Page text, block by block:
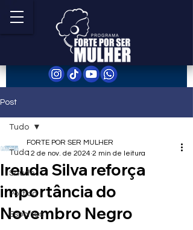
Post
Tudo
Saúde
Política
Esportes
Tudo
Ireuda Silva reforça
importância do
Novembro Negro
FORTE POR SER MULHER
12 de nov. de 2024 2 min de leitura